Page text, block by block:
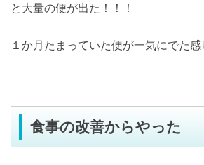
と大量の便が出た！！！
１か月たまっていた便が一気にでた感
食事の改善からやった